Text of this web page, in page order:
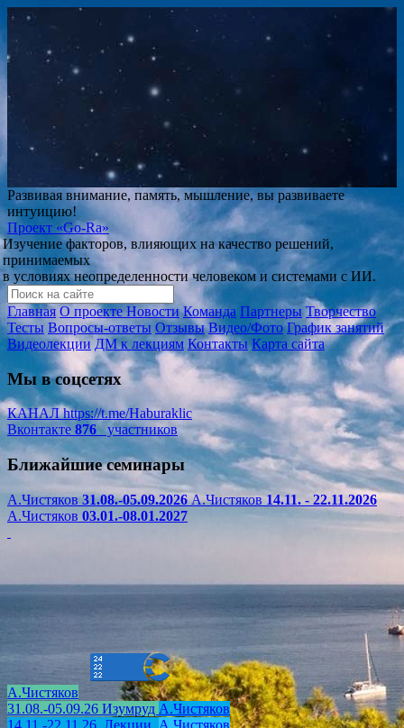
Развивая внимание, память, мышление, вы развиваете
интуицию!
Проект «Go-Ra»
Изучение факторов, влияющих на качество решений,
принимаемых
в условиях неопределенности человеком и системами с ИИ.
Главная О проектеНовости Команда Партнеры Творчество
Тесты Вопросы-ответы Отзывы Видео/Фото График занятий
Видеолекции ДМ к лекциям Контакты Карта сайта
Мы в соцсетях
КАНАЛhttps://t.me/Haburaklic
Вконтакте 876участников
Ближайшие семинары
А.Чистяков31.08.-05.09.2026 А.Чистяков14.11. - 22.11.2026
А.Чистяков 03.01.-08.01.2027
А.Чистяков
31.08.-05.09.26 Изумруд А.Чистяков
14.11.-22.11.26. Лекции. А.Чистяков